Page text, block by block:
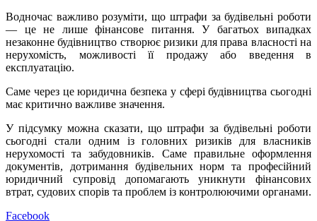
Водночас важливо розуміти, що штрафи за будівельні роботи
— це не лише фінансове питання. У багатьох випадках
незаконне будівництво створює ризики для права власності на
нерухомість, можливості її продажу або введення в
експлуатацію.
Саме через це юридична безпека у сфері будівництва сьогодні
має критично важливе значення.
У підсумку можна сказати, що штрафи за будівельні роботи
сьогодні стали одним із головних ризиків для власників
нерухомості та забудовників. Саме правильне оформлення
документів, дотримання будівельних норм та професійний
юридичний супровід допомагають уникнути фінансових
втрат, судових спорів та проблем із контролюючими органами.
Facebook